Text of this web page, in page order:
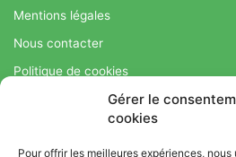
Gérer le
cookies
Pour offrir les meilleures expériences,
Mentions légales
Nous contacter
Politique de cookies
Régime Savoir Maigrir.fr : La
une perte de poids durable